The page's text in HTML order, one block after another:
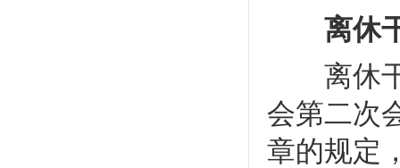
离休干
离休干
会第二次
章的规定